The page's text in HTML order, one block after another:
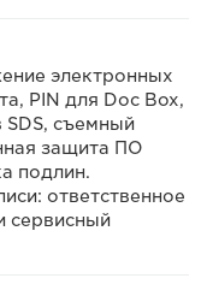
электронных
PIN для Doc Box,
SDS, съемный
защита ПО
подлин.
ответственное
сервисный